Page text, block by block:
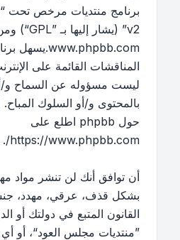
برنامج منتديات مرخص تحت “
v2” (يشار إليها بـ ”GPL“) ومن الممكن تحميله من
www.phpbb.com
ليست مسؤوله عن السماح و/
بالمحتوى و/أو السلوك
حول phpbb اطلع على
https://www.phpbb.com/
.
أن توافق أنك لن تنشر مواد
بشكل قذف، عرقي، مهدد،
القانون المتبع في دولتك أو
”منتديات مجلس العود“، أو